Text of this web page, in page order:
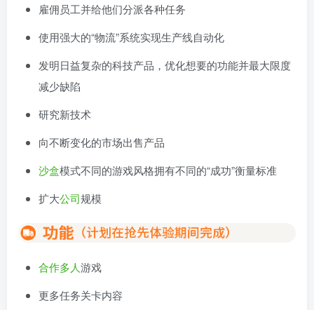
雇佣员工并给他们分派各种任务
使用强大的“物流”系统实现生产线自动化
发明日益复杂的科技产品，优化想要的功能并最大限度
减少缺陷
研究新技术
向不断变化的市场出售产品
沙盒模式不同的游戏风格拥有不同的“成功”衡量标准
扩大公司规模
合作多人游戏
更多任务关卡内容